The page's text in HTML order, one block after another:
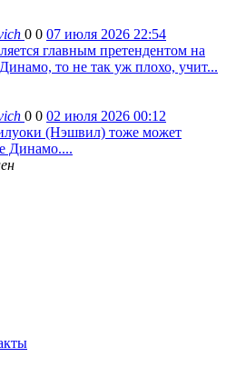
0 0 07 июля 2026 22:54
главным претендентом на
то не так уж плохо, учит...
0 0 02 июля 2026 00:12
(Нэшвил) тоже может
Динамо....